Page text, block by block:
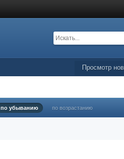
Просмотр
по убыванию по возрастанию